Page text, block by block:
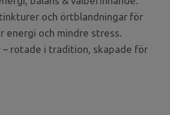
och örtblandningar för
energi och mindre stress.
rotade i tradition, skapade för